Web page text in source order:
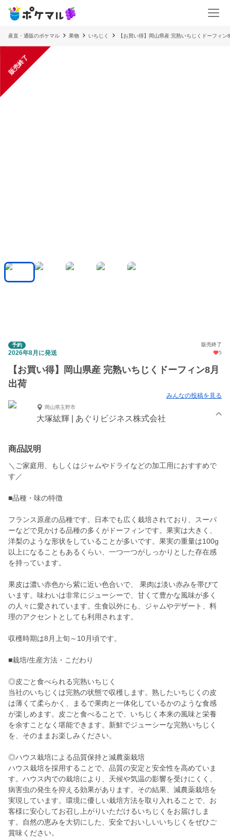
産直・通販のポケマル 果物 いちじく 【お買い得】岡山県産 完熟いちじくドーフィン
販売終了
予約 販売終了
2026年8月に発送 5
【お買い得】岡山県産 完熟いちじくドーフィン8月
出荷
みんなの投稿を見る
岡山県玉野市
大塚紘輝 | あぐりビジネス株式会社
商品説明
＼ご家庭用、もしくはジャムやドライなどの加工用におすすめで
す／
■品種・味の特徴
フランス原産の品種です。日本でも広く栽培されており、スーパ
ーなどで見かける品種の多くがドーフィンです。果実は大きく、
洋梨のような形状をしていることが多いです。果実の重量は100g
以上になることもあるくらい、一つ一つがしっかりとした存在感
を持っています。
果皮は濃い赤色から紫に近い色合いで、 果肉は淡い赤みを帯びて
います。味わいは非常にジューシーで、甘くて豊かな風味が多く
の人々に愛されています。生食以外にも、ジャムやデザート、料
理のアクセントとしても利用されます。
収穫時期は8月上旬～10月頃です。
■栽培/生産方法・こだわり
◎皮ごと食べられる完熟いちじく
当社のいちじくは完熟の状態で収穫します。熟したいちじくの皮
は薄くて柔らかく、まるで果肉と一体化しているかのような食感
が楽しめます。皮ごと食べることで、いちじく本来の風味と栄養
を余すことなく堪能できます。新鮮でジューシーな完熟いちじく
を、そのままお楽しみください。
◎ハウス栽培による品質保持と減農薬栽培
ハウス栽培を採用することで、品質の安定と安全性を高めていま
す。ハウス内での栽培により、天候や気温の影響を受けにくく、
病害虫の発生を抑える効果があります。その結果、減農薬栽培を
実現しています。環境に優しい栽培方法を取り入れることで、お
客様に安心してお召し上がりいただけるいちじくをお届けしま
す。自然の恵みを大切にした、安全でおいしいいちじくをぜひご
賞味ください。